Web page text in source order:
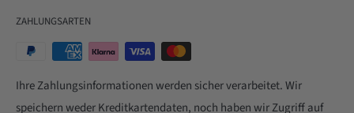
Schmucks. Eine Fülle von technischen Geräten unterstützt unser
Team dabei, das umfassende Know-how aus fast zwei
effektiv einzubringen und eigenständige, erstklassige Ergebnisse
ZAHLUNGSARTEN
Ihre Zahlungsinformationen werden sicher verarbeitet. Wir
speichern weder Kreditkartendaten, noch haben wir Zugriff auf